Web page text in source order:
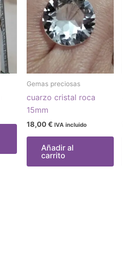
Gemas preciosas
cuarzo cristal roca
15mm
18,00 € IVA incluido
Añadir al
carrito